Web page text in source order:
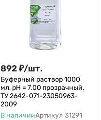
892₽/шт.
Буферный раствор 1000
мл, рН = 7.00 прозрачный,
ТУ 2642-071-23050963-
2009
В наличииАртикул 31291